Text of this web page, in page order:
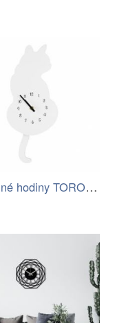
Nástěnné hodiny TORO bílá kočka 40cm